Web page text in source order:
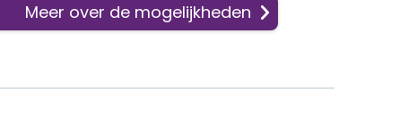
Meer over de mogelijkheden